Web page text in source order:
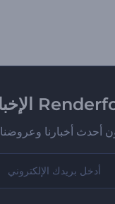
أحدث أخبارنا وعروضنا